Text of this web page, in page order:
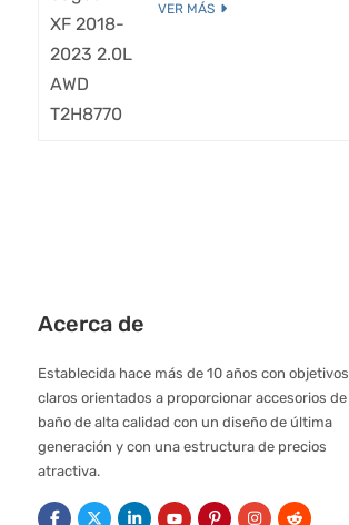
VER MÁS
Acerca de
Establecida hace más de 10 años con objetivos
claros orientados a proporcionar accesorios de
baño de alta calidad con un diseño de última
generación y con una estructura de precios
atractiva.